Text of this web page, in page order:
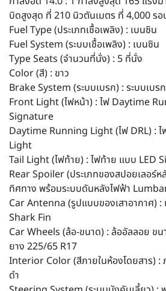
บิดสูงสุด ที่ 210 นิวตันเมตร ที่ 4,000 ร
Fuel Type (ประเภทเชื้อเพลิง) : เบนซิน
Fuel System (ระบบเชื้อเพลิง) : เบนซิน
Type Seats (จำนวนที่นั่ง) : 5 ที่นั่ง
Color (สี) : ขาว
Brake System (ระบบเบรก) : ระบบเบร
Front Light (ไฟหน้า) : ไฟ Daytime
Signature
Daytime Running Light (ไฟ DRL) :
Light
Tail Light (ไฟท้าย) : ไฟท้าย แบบ LED
Rear Spoiler (ประเภทของสปอยเลอร์
ทิศทาง พร้อมระบบดันหลังไฟฟ้า
Car Antenna (รูปแบบของเสาอากาศ) :
Shark Fin
Car Wheels (ล้อ-ขนาด) : ล้ออัลลอย ข
ยาง 225/65 R17
Interior Color (สีภายในห้องโดยสาร) :
ดำ